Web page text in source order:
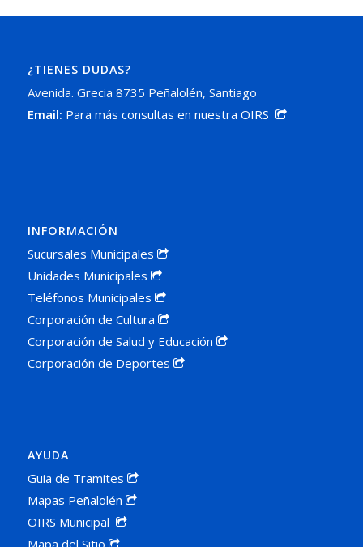
¿TIENES DUDAS?
Avenida. Grecia 8735 Peñalolén, Santiago
Email: Para más consultas en nuestra OIRS
INFORMACIÓN
Sucursales Municipales
Unidades Municipales
Teléfonos Municipales
Corporación de Cultura
Corporación de Salud y Educación
Corporación de Deportes
AYUDA
Guia de Tramites
Mapas Peñalolén
OIRS Municipal